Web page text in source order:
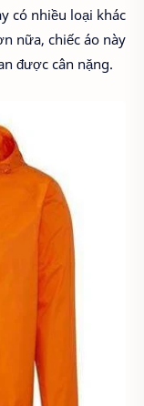
có nhiều loại khác
nữa, chiếc áo này
được cân nặng.